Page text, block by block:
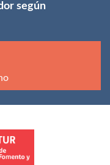
según